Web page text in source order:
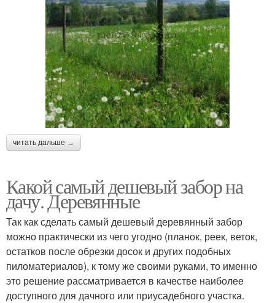
читать дальше →
Какой самый дешевый забор на
дачу. Деревянные
Так как сделать самый дешевый деревянный забор
можно практически из чего угодно (планок, реек, веток,
остатков после обрезки досок и других подобных
пиломатериалов), к тому же своими руками, то именно
это решение рассматривается в качестве наиболее
доступного для дачного или приусадебного участка.